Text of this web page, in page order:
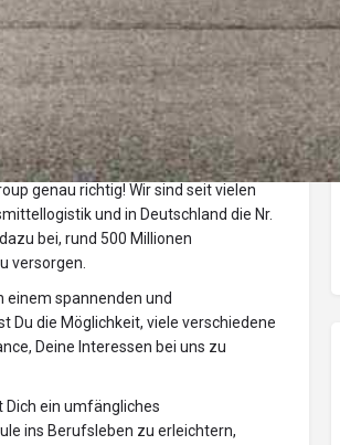
Auf Unterstützung und
genau richtig! Wir sind seit vielen
und in Deutschland die Nr.
bei, rund 500 Millionen
versorgen.
einem spannenden und
Du die Möglichkeit, viele verschiedene
Deine Interessen bei uns zu
Dich ein umfängliches
ins Berufsleben zu erleichtern,